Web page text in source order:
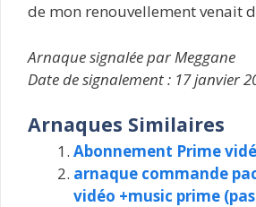
de mon renouvellement venait
Arnaque signalée par Meggane
Date de signalement : 17 janvier
Arnaques Similaires
Abonnement Prime
arnaque commande
vidéo +music prime